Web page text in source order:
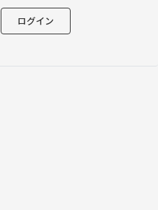
ログイン